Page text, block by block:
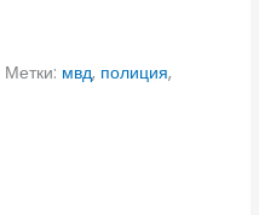
Метки: мвд, полиция,